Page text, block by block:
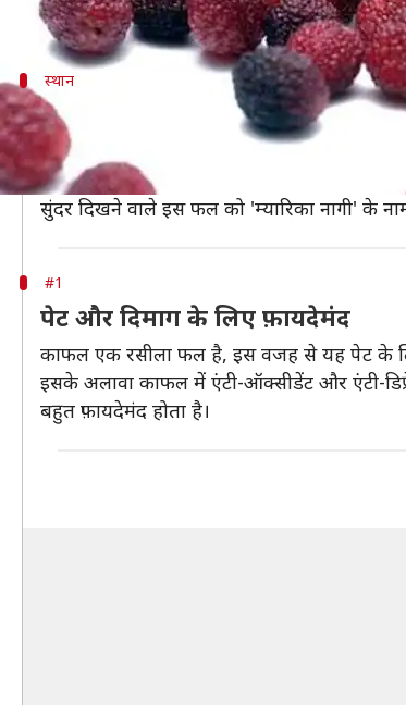
स्थान
इन जगहों पर पाया जाता है यह
काफल मई-जून के महीने में गहरे जंगली क्षेत्रों में
काफल का निर्यात दूसरे शहरों में इसलिए नहीं
सुंदर दिखने वाले इस फल को 'म्यारिका नागी' के
#1
पेट और दिमाग के लिए फ़ायदेमंद
काफल एक रसीला फल है, इस वजह से यह पेट के
इसके अलावा काफल में एंटी-ऑक्सीडेंट और एंटी-
बहुत फ़ायदेमंद होता है।